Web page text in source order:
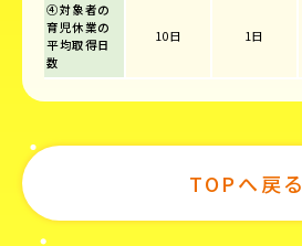
④対象者の
育児休業の
平均取得日
数
10日 1日
TOPへ戻る